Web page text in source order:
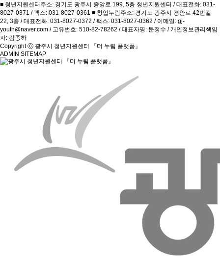
■ 청년지원센터주소: 경기도 광주시 중앙로 199, 5층 청년지원센터 / 대표전화: 031-
8027-0371 / 팩스: 031-8027-0361 ■ 창업누림주소: 경기도 광주시 경안로 42번길
22, 3층 / 대표전화: 031-8027-0372 / 팩스: 031-8027-0362 / 이메일: gj-
youth@naver.com / 고유번호: 510-82-78262 / 대표자명: 문정수 / 개인정보관리책임
자: 김종하
Copyright ⓒ 광주시 청년지원센터 『더 누림 플랫폼』
ADMIN SITEMAP